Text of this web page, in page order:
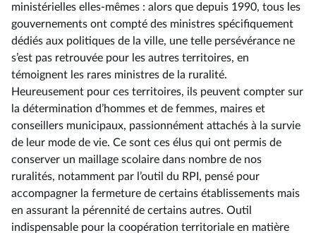
ministérielles elles-mêmes : alors que depuis 1990, tous les
gouvernements ont compté des ministres spécifiquement
dédiés aux politiques de la ville, une telle persévérance ne
s’est pas retrouvée pour les autres territoires, en
témoignent les rares ministres de la ruralité.
Heureusement pour ces territoires, ils peuvent compter sur
la détermination d’hommes et de femmes, maires et
conseillers municipaux, passionnément attachés à la survie
de leur mode de vie. Ce sont ces élus qui ont permis de
conserver un maillage scolaire dans nombre de nos
ruralités, notamment par l’outil du RPI, pensé pour
accompagner la fermeture de certains établissements mais
en assurant la pérennité de certains autres. Outil
indispensable pour la coopération territoriale en matière